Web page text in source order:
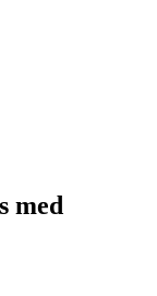
med